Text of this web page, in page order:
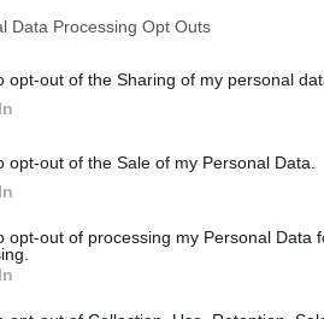
Data Processing Opt Outs
opt-out of the Sharing of my personal
opt-out of the Sale of my Personal Data.
opt-out of processing my Personal Data
il tuo nome
via il dolore